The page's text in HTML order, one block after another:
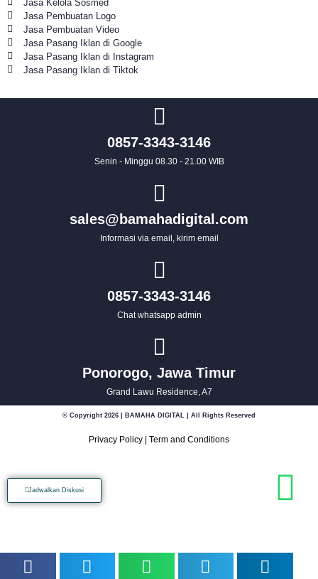
Jasa Kelola Sosmed
Jasa Pembuatan Logo
Jasa Pembuatan Video
Jasa Pasang Iklan di Google
Jasa Pasang Iklan di Instagram
Jasa Pasang Iklan di Tiktok
0857-3343-3146
Senin - Minggu 08.30 - 21.00 WIB
sales@bamahadigital.com
Informasi via email, kirim email
0857-3343-3146
Chat whatsapp admin
Ponorogo, Jawa Timur
Grand Lawu Residence, A7
© Copyright 2026 | BAMAHA DIGITAL | All Rights Reserved
Privacy Policy | Term and Conditions
Jadwalkan Diskusi